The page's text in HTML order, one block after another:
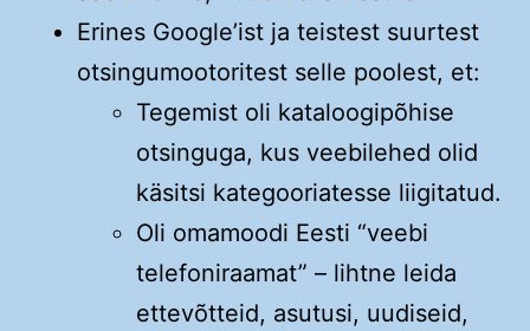
Erines Google’ist ja teistest suurtest
otsingumootoritest selle poolest, et:
Tegemist oli kataloogipõhise
otsinguga, kus veebilehed olid
käsitsi kategooriatesse liigitatud.
Oli omamoodi Eesti “veebi
telefoniraamat” – lihtne leida
ettevõtteid, asutusi, uudiseid,